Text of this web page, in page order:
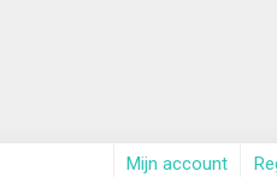
Mijn account